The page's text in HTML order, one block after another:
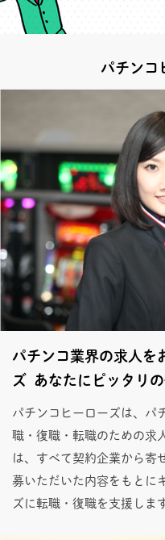
パチンコ
パチンコ業界の求人を
ズ あなたにピッタリ
パチンコヒーローズは、パ
職・復職・転職のための求
は、すべて契約企業から寄
募いただいた内容をもとに
ズに転職・復職を支援しま